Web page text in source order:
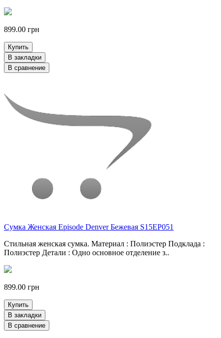
899.00 грн
Купить
В закладки
В сравнение
Сумка Женская Episode Denver Бежевая S15EP051
Стильная женская сумка. Материал : Полиэстер Подклада :
Полиэстер Детали : Одно основное отделение з..
899.00 грн
Купить
В закладки
В сравнение